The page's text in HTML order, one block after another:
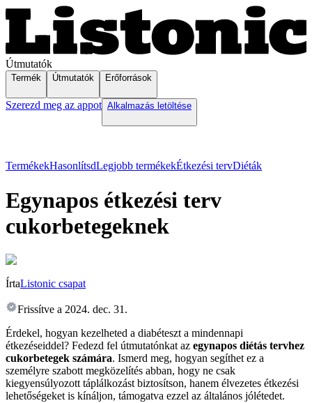
Útmutatók
Termék Útmutatók Erőforrások
Szerezd meg az appot Alkalmazás letöltése
TermékekHasonlítsdLegjobb termékekÉtkezési tervDiéták
Egynapos étkezési terv
cukorbetegeknek
ÍrtaListonic csapat
Frissítve a 2024. dec. 31.
Érdekel, hogyan kezelheted a diabéteszt a mindennapi
étkezéseiddel? Fedezd fel útmutatónkat az egynapos diétás tervhez
cukorbetegek számára. Ismerd meg, hogyan segíthet ez a
személyre szabott megközelítés abban, hogy ne csak
kiegyensúlyozott táplálkozást biztosítson, hanem élvezetes étkezési
lehetőségeket is kínáljon, támogatva ezzel az általános jólétedet.